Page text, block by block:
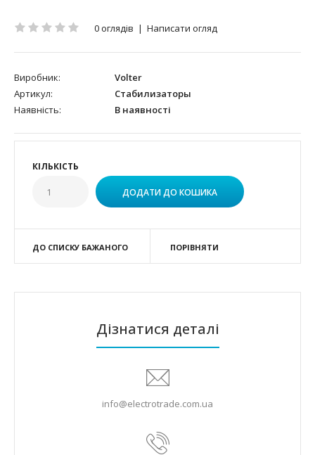
0 оглядів | Написати огляд
Виробник:
Volter
Артикул:
Стабилизаторы
Наявність:
В наявності
КІЛЬКІСТЬ
ДО СПИСКУ БАЖАНОГО ПОРІВНЯТИ
Дізнатися деталі
info@electrotrade.com.ua